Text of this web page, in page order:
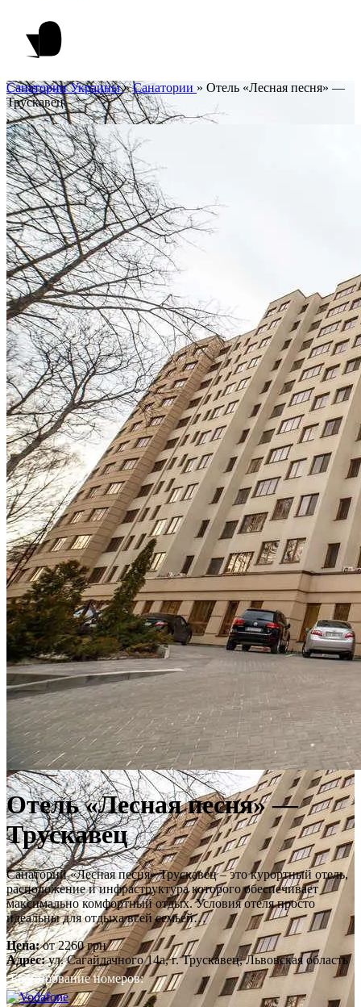
Санатории Украины »Cанатории » Отель «Лесная песня» —
Трускавец
,
Отель «Лесная песня» —
Трускавец
Санаторий «Лесная песня» Трускавец – это курортный отель,
расположение и инфраструктура которого обеспечивает
максимально комфортный отдых. Условия отеля просто
идеальны для отдыха всей семьей…
Цена: от2260грн
Адрес:ул. Сагайдачного 14а, г. Трускавец, Львовская область
Бронирование номеров: